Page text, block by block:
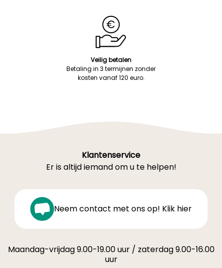
Veilig betalen
Betaling in 3 termijnen zonder
kosten vanaf 120 euro.
Klantenservice
Er is altijd iemand om u te helpen!
Neem contact met ons op! Klik hier
Maandag-vrijdag 9.00-19.00 uur / zaterdag 9.00-16.00
uur